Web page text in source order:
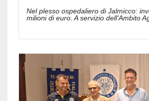
Nel plesso ospedaliero di Jalmicco:
milioni di euro. A servizio dell'Ambito